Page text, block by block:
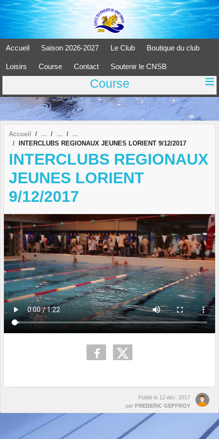
Accueil Saison 2026-2027 Le Club Boutique du club
Loisirs Course Contact Soutenir le CNSB
Course
Accueil
INTERCLUBS REGIONAUX JEUNES LORIENT 9/12/2017
INTERCLUBS REGIONAUX
JEUNES LORIENT
9/12/2017
Publié le 12 déc. 2017
par FREDERIC GEFFROY
Panneau de gestion des cookies